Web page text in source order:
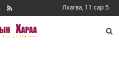
Лхагва, 11 сар 5